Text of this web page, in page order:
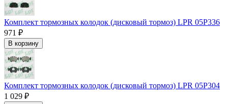
Комплект тормозных колодок (дисковый тормоз) LPR 05P336
971 ₽
В корзину
Комплект тормозных колодок (дисковый тормоз) LPR 05P304
1 029 ₽